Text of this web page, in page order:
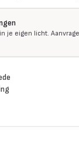
je eigen licht.